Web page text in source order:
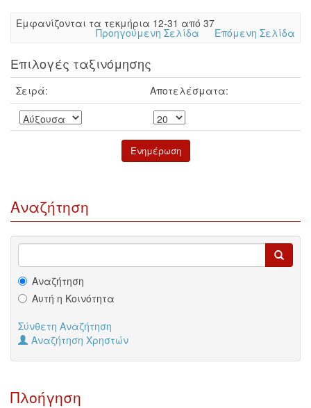
Eμφανίζονται τα τεκμήρια 12-31 από 37
Προηγούμενη Σελίδα Επόμενη Σελίδα
Επιλογές ταξινόμησης
Σειρά: Αποτελέσματα:
Αναζήτηση
Αναζήτηση
Αυτή η Κοινότητα
Σύνθετη Αναζήτηση
Αναζήτηση Χρηστών
Πλοήγηση